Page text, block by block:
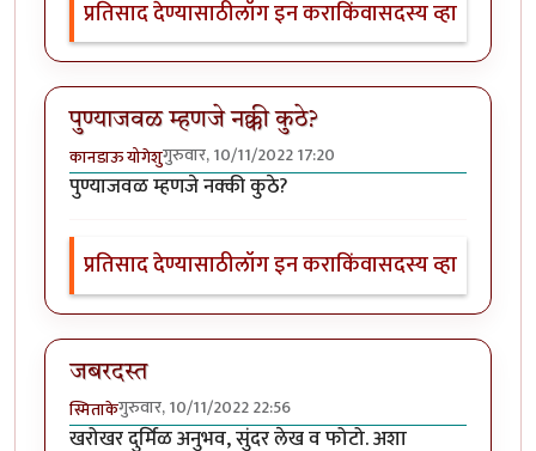
प्रतिसाद देण्यासाठीलॉग इन कराकिंवासदस्य व्हा
पुण्याजवळ म्हणजे नक्की कुठे?
कानडाऊ योगेशुगुरुवार, 10/11/2022 17:20
पुण्याजवळ म्हणजे नक्की कुठे?
प्रतिसाद देण्यासाठीलॉग इन कराकिंवासदस्य व्हा
जबरदस्त
स्मिताकेगुरुवार, 10/11/2022 22:56
खरोखर दुर्मिळ अनुभव, सुंदर लेख व फोटो. अशा